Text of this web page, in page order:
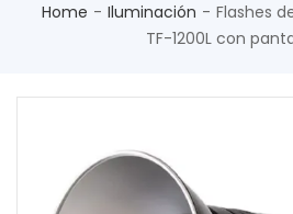
Home Iluminación
Flashes
TF-1200L con